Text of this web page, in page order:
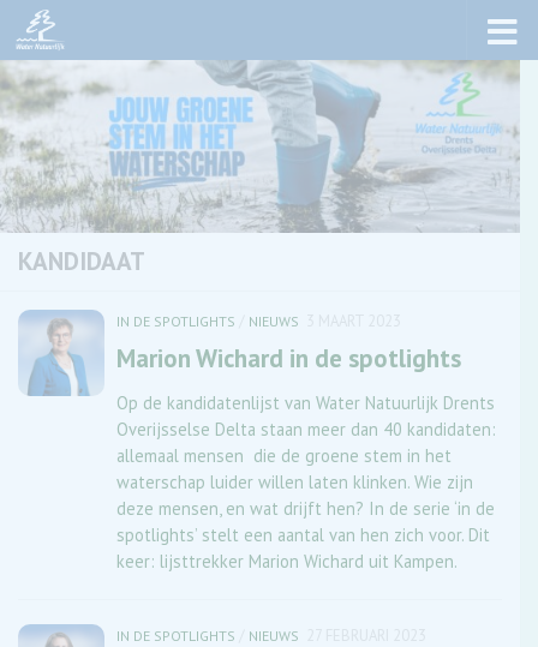
Skip to content
KANDIDAAT
IN DE SPOTLIGHTS NIEUWS
Marion Wichard in de spotlights
Op de kandidatenlijst van Water Natuurlijk Drents
Overijsselse Delta staan meer dan 40 kandidaten:
allemaal mensen die de groene stem in het
waterschap luider willen laten klinken. Wie zijn
deze mensen, en wat drijft hen? In de serie ‘in de
spotlights’ stelt een aantal van hen zich voor. Dit
keer: lijsttrekker Marion Wichard uit Kampen.
IN DE SPOTLIGHTS NIEUWS